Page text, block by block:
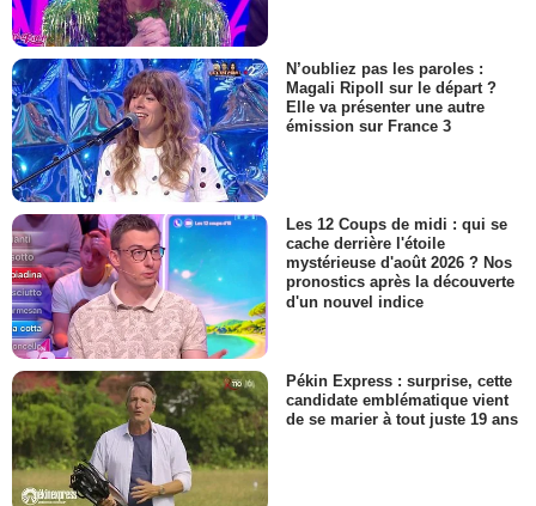
N’oubliez pas les paroles :
Magali Ripoll sur le départ ?
Elle va présenter une autre
émission sur France 3
Les 12 Coups de midi : qui se
cache derrière l'étoile
mystérieuse d'août 2026 ? Nos
pronostics après la découverte
d'un nouvel indice
Pékin Express : surprise, cette
candidate emblématique vient
de se marier à tout juste 19 ans